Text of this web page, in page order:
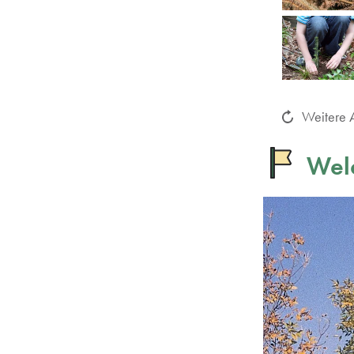
Weitere